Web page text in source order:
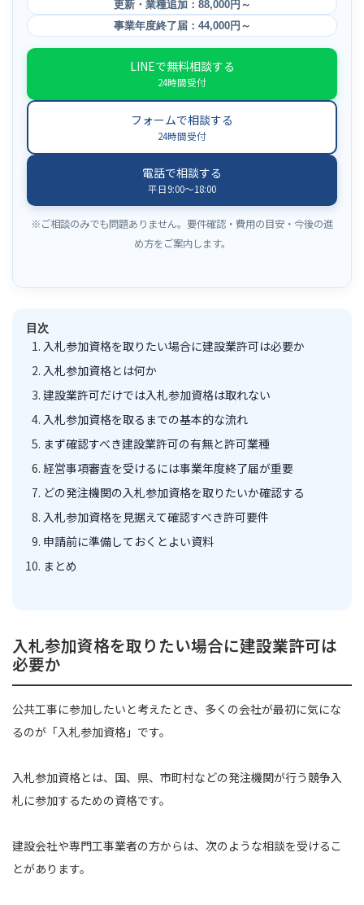
更新・業種追加：88,000円～
事業年度終了届：44,000円～
LINEで無料相談する
24時間受付
フォームで相談する
24時間受付
電話で相談する
平日9:00〜18:00
※ご相談のみでも問題ありません。要件確認・費用の目安・今後の進
め方をご案内します。
目次
入札参加資格を取りたい場合に建設業許可は必要か
入札参加資格とは何か
建設業許可だけでは入札参加資格は取れない
入札参加資格を取るまでの基本的な流れ
まず確認すべき建設業許可の有無と許可業種
経営事項審査を受けるには事業年度終了届が重要
どの発注機関の入札参加資格を取りたいか確認する
入札参加資格を見据えて確認すべき許可要件
申請前に準備しておくとよい資料
まとめ
入札参加資格を取りたい場合に建設業許可は
必要か
公共工事に参加したいと考えたとき、多くの会社が最初に気にな
るのが「入札参加資格」です。
入札参加資格とは、国、県、市町村などの発注機関が行う競争入
札に参加するための資格です。
建設会社や専門工事業者の方からは、次のような相談を受けるこ
とがあります。